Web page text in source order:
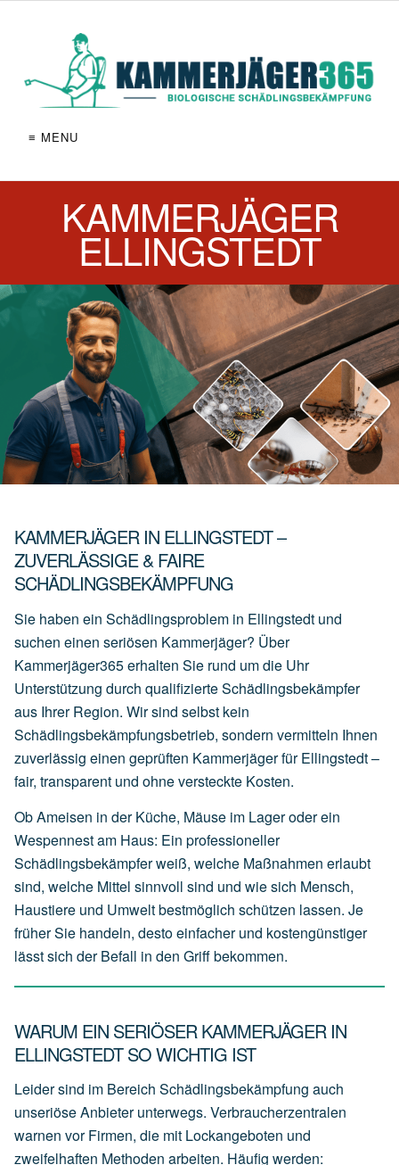
≡ MENU
KAMMERJÄGER
ELLINGSTEDT
KAMMERJÄGER IN ELLINGSTEDT –
ZUVERLÄSSIGE & FAIRE
SCHÄDLINGSBEKÄMPFUNG
Sie haben ein Schädlingsproblem in Ellingstedt und
suchen einen seriösen Kammerjäger? Über
Kammerjäger365 erhalten Sie rund um die Uhr
Unterstützung durch qualifizierte Schädlingsbekämpfer
aus Ihrer Region. Wir sind selbst kein
Schädlingsbekämpfungsbetrieb, sondern vermitteln Ihnen
zuverlässig einen geprüften Kammerjäger für Ellingstedt –
fair, transparent und ohne versteckte Kosten.
Ob Ameisen in der Küche, Mäuse im Lager oder ein
Wespennest am Haus: Ein professioneller
Schädlingsbekämpfer weiß, welche Maßnahmen erlaubt
sind, welche Mittel sinnvoll sind und wie sich Mensch,
Haustiere und Umwelt bestmöglich schützen lassen. Je
früher Sie handeln, desto einfacher und kostengünstiger
lässt sich der Befall in den Griff bekommen.
WARUM EIN SERIÖSER KAMMERJÄGER IN
ELLINGSTEDT SO WICHTIG IST
Leider sind im Bereich Schädlingsbekämpfung auch
unseriöse Anbieter unterwegs. Verbraucherzentralen
warnen vor Firmen, die mit Lockangeboten und
zweifelhaften Methoden arbeiten. Häufig werden: